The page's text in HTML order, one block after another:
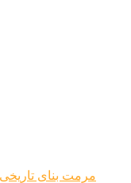
مرمت بنای